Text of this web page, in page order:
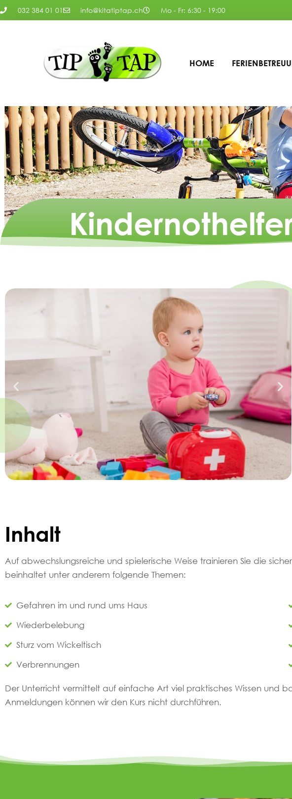
032 384 01 01 info@kitatiptap.ch Mo - Fr: 6:30 - 19:00
HOME
Inhalt
Auf abwechslungsreiche und spielerische Weise trainieren Sie die
beinhaltet unter anderem folgende Themen:
Gefahren im und rund ums Haus
Wiederbelebung
Sturz vom Wickeltisch
Verbrennungen
Der Unterricht vermittelt auf einfache Art viel praktisches Wissen und
Anmeldungen können wir den Kurs nicht durchführen.